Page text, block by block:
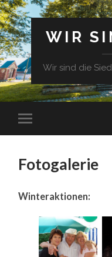
WIR
Wir sind die
Fotogalerie
Winteraktionen: